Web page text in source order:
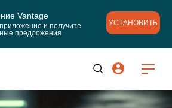
Vantage
и получите
предложения
УСТАНОВИТЬ